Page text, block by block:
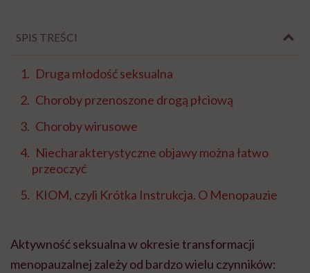
SPIS TREŚCI
Druga młodość seksualna
Choroby przenoszone drogą płciową
Choroby wirusowe
Niecharakterystyczne objawy można łatwo
przeoczyć
KIOM, czyli Krótka Instrukcja. O Menopauzie
Aktywność seksualna w okresie transformacji
menopauzalnej zależy od bardzo wielu czynników: